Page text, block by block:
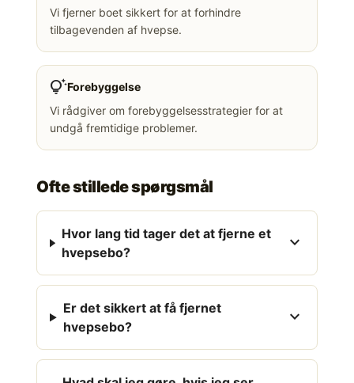
Vi fjerner boet sikkert for at forhindre
tilbagevenden af hvepse.
tips_and_updatesForebyggelse
Vi rådgiver om forebyggelsesstrategier for at
undgå fremtidige problemer.
Ofte stillede spørgsmål
Hvor lang tid tager det at fjerne et
hvepsebo?
expand_more
Er det sikkert at få fjernet
hvepsebo?
expand_more